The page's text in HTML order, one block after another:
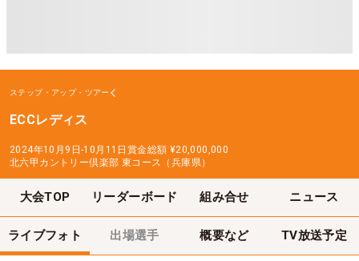
ステップ・アップ・ツアー
ECCレディス
2024年10月9日-10月11日 賞金総額 ¥20,000,000
北六甲カントリー倶楽部 東コース（兵庫県）
大会TOP リーダーボード 組み合せ ニュース
ライブフォト 出場選手 概要など TV放送予定